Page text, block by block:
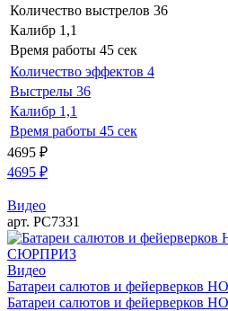
Количество выстрелов 36
Калибр 1,1
Время работы 45 сек
Количество эффектов 4
Выстрелы 36
Калибр 1,1
Время работы 45 сек
4695 ₽
4695 ₽
Видео
арт. РС7331
Видео
Батареи салютов и
Батареи салютов и